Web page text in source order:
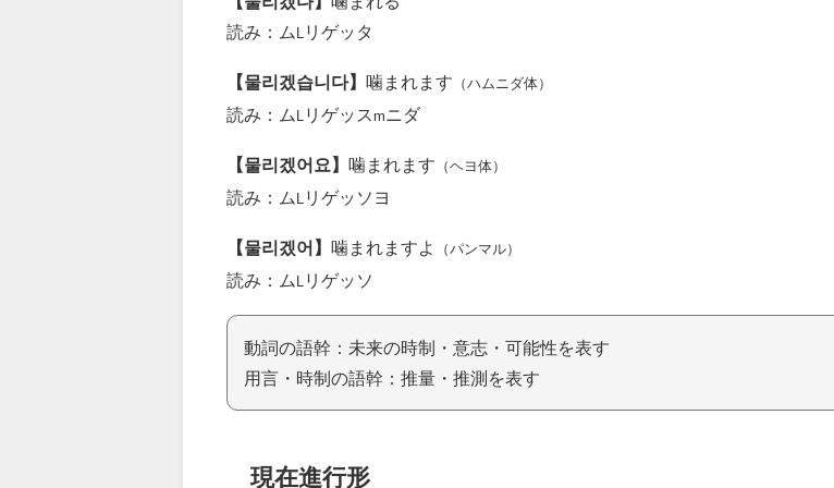
読み：ム
リゲッタ
【물리겠습니다】 噛まれます （ハムニダ体）
読み：ム リゲッスmニダ
【물리겠어요】 噛まれます （ヘヨ体）
読み：ム リゲッソヨ
【물리겠어】 噛まれますよ （パンマル）
読み：ム リゲッソ
動詞の語幹：未来の時制・意志・可能性を表す
用言・時制の語幹：推量・推測を表す
現在進行形